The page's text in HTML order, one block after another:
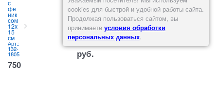
с
фе
ник
сом
12x
15
см
Арт.:
132-
1805
750
а
жел
тый
Арт.:
132-
1585
292,60
руб.
из
дву
х
ста
туэ
ток
пол
cookies для быстрой и удобной работы сайта.
Продолжая пользоваться сайтом, вы
принимаете условия обработки
персональных данных.